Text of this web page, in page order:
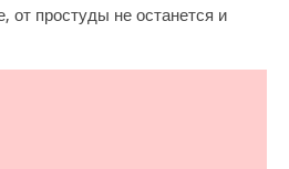
от простуды не останется и